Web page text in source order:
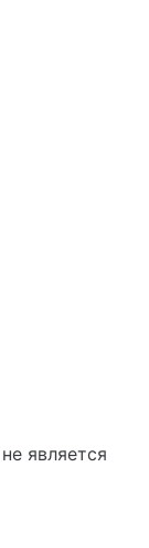
является